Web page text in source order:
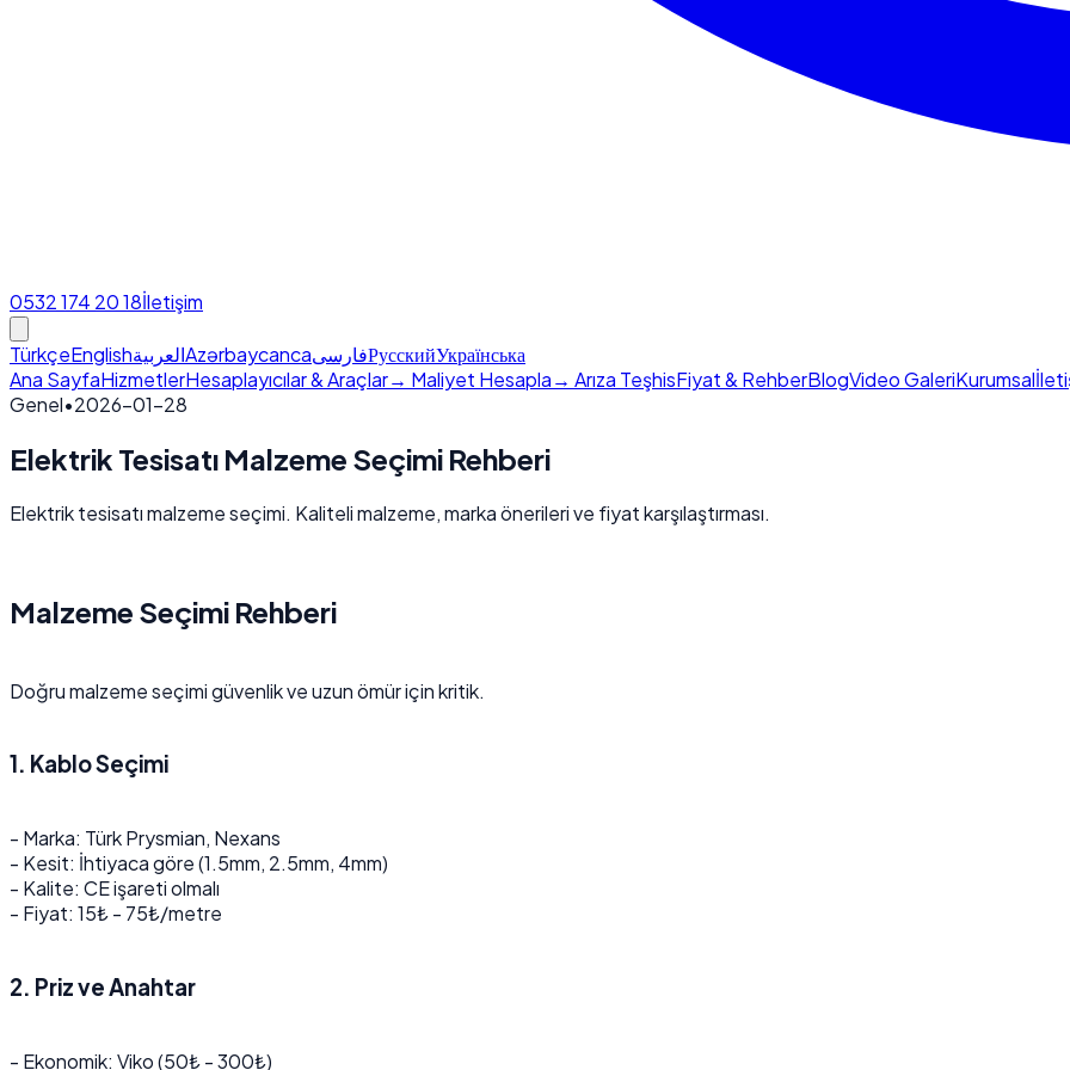
0532 174 20 18İletişim
TürkçeEnglishالعربيةAzərbaycancaفارسیРусскийУкраїнська
Ana SayfaHizmetlerHesaplayıcılar & Araçlar→ Maliyet Hesapla→ Arıza TeşhisFiyat & RehberBlogVideo GaleriKurumsal
Genel•2026-01-28
Elektrik Tesisatı Malzeme Seçimi Rehberi
Elektrik tesisatı malzeme seçimi. Kaliteli malzeme, marka önerileri ve fiyat karşılaştırması.
Malzeme Seçimi Rehberi
Doğru malzeme seçimi güvenlik ve uzun ömür için kritik.
1. Kablo Seçimi
- Marka: Türk Prysmian, Nexans
- Kesit: İhtiyaca göre (1.5mm, 2.5mm, 4mm)
- Kalite: CE işareti olmalı
- Fiyat: 15₺ - 75₺/metre
2. Priz ve Anahtar
- Ekonomik: Viko (50₺ - 300₺)